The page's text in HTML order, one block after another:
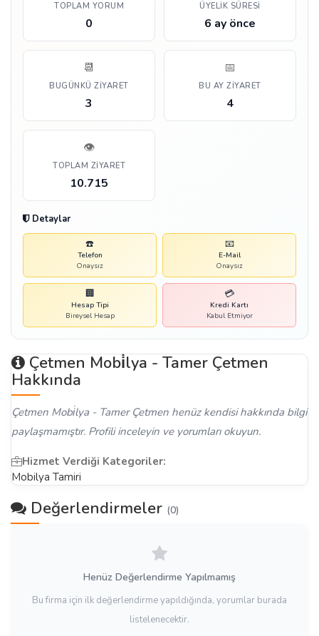
TOPLAM YORUM
0
ÜYELIK SÜRESI
6 ay önce
📆
BUGÜNKÜ ZIYARET
3
📅
BU AY ZIYARET
4
👁️
TOPLAM ZIYARET
10.715
Detaylar
☎️
Telefon
Onaysız
📧
E-Mail
Onaysız
🏢
Hesap Tipi
Bireysel Hesap
💳
Kredi Kartı
Kabul Etmiyor
Çetmen Mobi̇lya - Tamer Çetmen
Hakkında
Çetmen Mobi̇lya - Tamer Çetmen henüz kendisi hakkında bilgi
paylaşmamıştır. Profili inceleyin ve yorumları okuyun.
Hizmet Verdiği Kategoriler:
Mobilya Tamiri
Değerlendirmeler (0)
Henüz Değerlendirme Yapılmamış
Bu firma için ilk değerlendirme yapıldığında, yorumlar burada
listelenecektir.